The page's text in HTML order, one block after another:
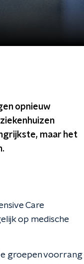
opnieuw
maar het
Care
op medische
groepen voorrang